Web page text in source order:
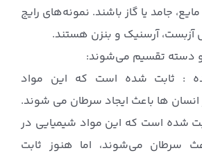
جامد یا گاز باشند. نمونه‌های رایج
آزبست، آرسنیک و بنزن هستند.
دسته تقسیم می‌شوند:
: ثابت شده است که این مواد
ها باعث ایجاد سرطان می شوند.
شده است که این مواد شیمیایی در
سرطان می‌شوند، اما هنوز ثابت